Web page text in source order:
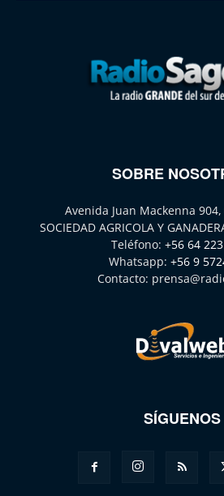
SOBRE
Avenida Juan Mackenna
SOCIEDAD AGRICOLA Y
Teléfono: +56 64
Whatsapp: +56 9
Contacto:
SÍGUENOS